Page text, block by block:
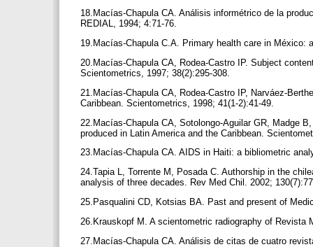
18.Macías-Chapula CA. Análisis informétrico de la
REDIAL, 1994; 4:71-76.
19.Macías-Chapula C.A. Primary health care in
20.Macías-Chapula CA, Rodea-Castro IP. Subject
Scientometrics, 1997; 38(2):295-308.
21.Macías-Chapula CA, Rodea-Castro IP, Narváez-
Caribbean. Scientometrics, 1998; 41(1-2):41-49.
22.Macías-Chapula CA, Sotolongo-Aguilar GR, Madge
produced in Latin America and the Caribbean.
23.Macías-Chapula CA. AIDS in Haiti: a bibliometric
24.Tapia L, Torrente M, Posada C. Authorship in the
analysis of three decades. Rev Med Chil. 2002;
25.Pasqualini CD, Kotsias BA. Past and present of
26.Krauskopf M. A scientometric radiography of
27.Macías-Chapula CA. Análisis de citas de cuatro